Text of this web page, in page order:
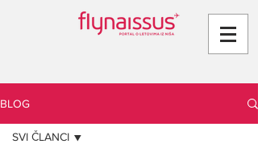
BLOG
SVI ČLANCI